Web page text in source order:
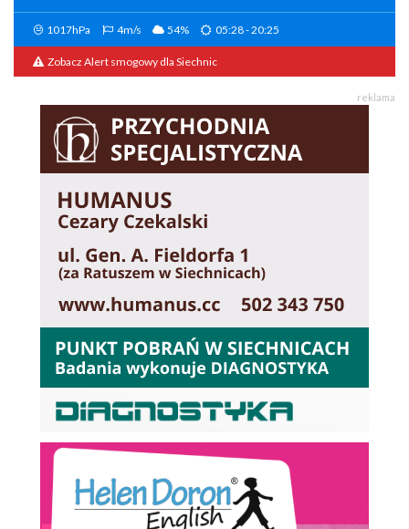
1017hPa 4m/s 54% 05:28 - 20:25
Zobacz Alert smogowy dla Siechnic
reklama